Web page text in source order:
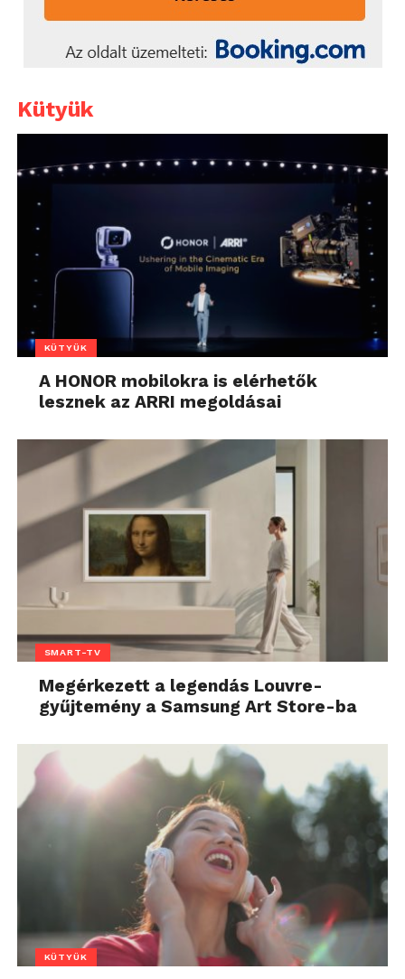
Kütyük
KÜTYÜK
A HONOR mobilokra is elérhetők
lesznek az ARRI megoldásai
SMART-TV
Megérkezett a legendás Louvre-
gyűjtemény a Samsung Art Store-ba
KÜTYÜK